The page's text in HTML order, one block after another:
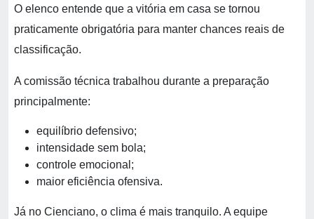
O elenco entende que a vitória em casa se tornou
praticamente obrigatória para manter chances reais de
classificação.
A comissão técnica trabalhou durante a preparação
principalmente:
equilíbrio defensivo;
intensidade sem bola;
controle emocional;
maior eficiência ofensiva.
Já no Cienciano, o clima é mais tranquilo. A equipe